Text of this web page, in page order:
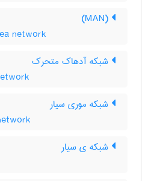
(MAN)
network
شبکه آدهاک متحرک
شبکه موری سیار
شبکه ی سیار